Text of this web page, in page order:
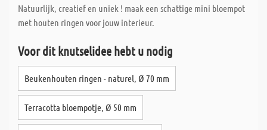
Natuurlijk, creatief en uniek ! maak een schattige mini bloempot
met houten ringen voor jouw interieur.
Voor dit knutselidee hebt u nodig
Beukenhouten ringen - naturel, Ø 70 mm
Terracotta bloempotje, Ø 50 mm